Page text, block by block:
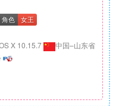
X 10.15.7
中国–山东省